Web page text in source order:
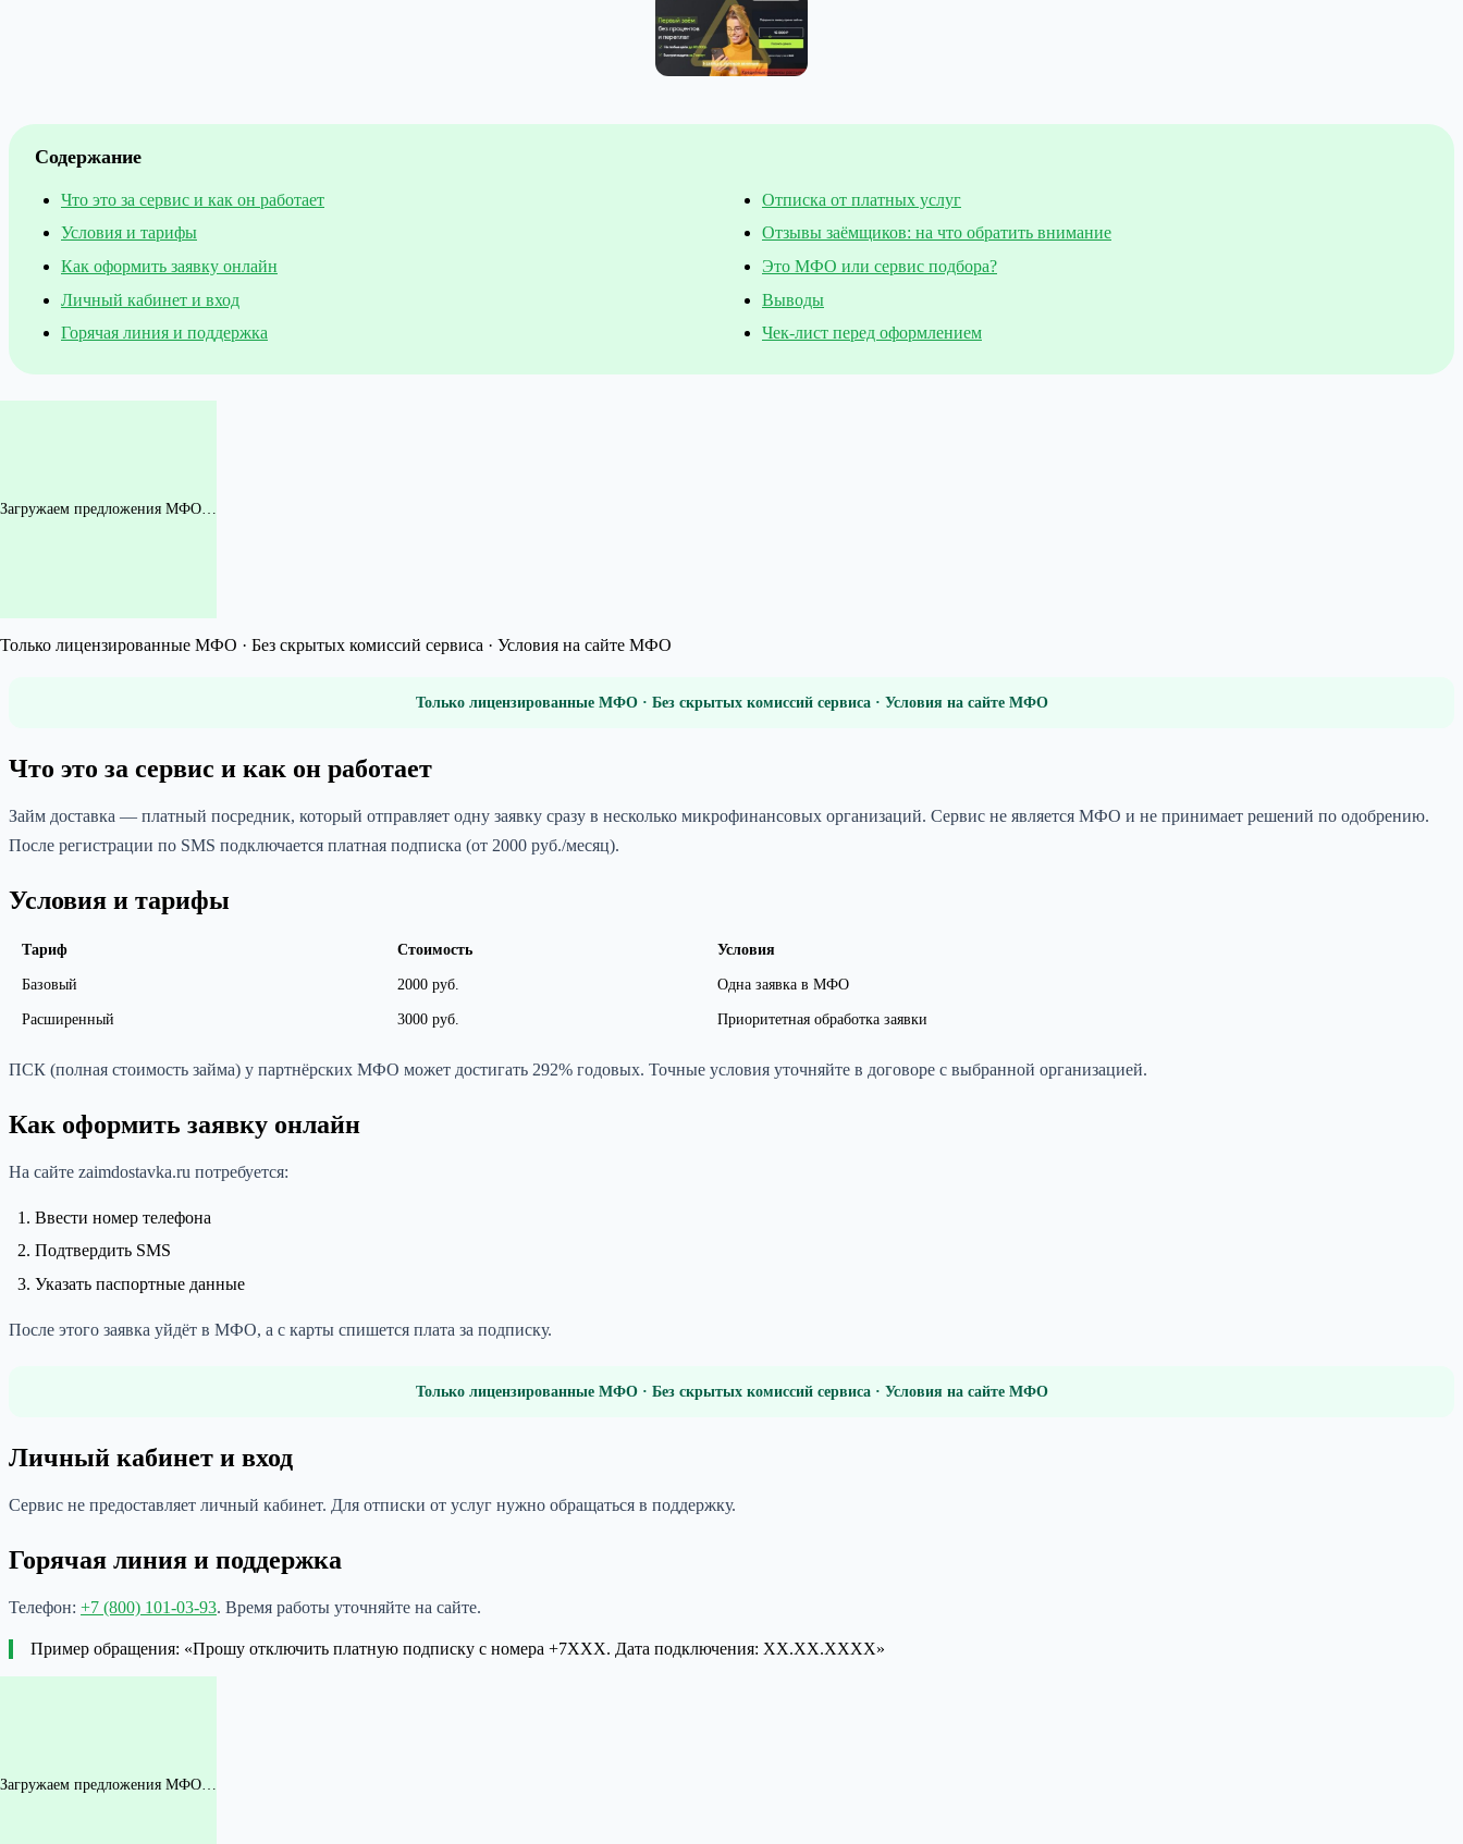
Содержание
Что это за сервис и как он работает
Условия и тарифы
Как оформить заявку онлайн
Личный кабинет и вход
Горячая линия и поддержка
Отписка от платных услуг
Отзывы заёмщиков: на что обратить внимание
Это МФО или сервис подбора?
Выводы
Чек-лист перед оформлением
Загружаем предложения МФО…
Только лицензированные МФО · Без скрытых комиссий сервиса · Условия на сайте МФО
Только лицензированные МФО · Без скрытых комиссий сервиса · Условия на сайте МФО
Что это за сервис и как он работает
Займ доставка — платный посредник, который отправляет одну заявку сразу в несколько микрофинансовых организаций. Сервис не является МФО и не принимает решений по одобрению.
После регистрации по SMS подключается платная подписка (от 2000 руб./месяц).
Условия и тарифы
Тариф Стоимость Условия
Базовый 2000 руб. Одна заявка в МФО
Расширенный 3000 руб. Приоритетная обработка заявки
ПСК (полная стоимость займа) у партнёрских МФО может достигать 292% годовых. Точные условия уточняйте в договоре с выбранной организацией.
Как оформить заявку онлайн
На сайте zaimdostavka.ru потребуется:
Ввести номер телефона
Подтвердить SMS
Указать паспортные данные
После этого заявка уйдёт в МФО, а с карты спишется плата за подписку.
Только лицензированные МФО · Без скрытых комиссий сервиса · Условия на сайте МФО
Личный кабинет и вход
Сервис не предоставляет личный кабинет. Для отписки от услуг нужно обращаться в поддержку.
Горячая линия и поддержка
Телефон: +7 (800) 101-03-93. Время работы уточняйте на сайте.
Пример обращения: «Прошу отключить платную подписку с номера +7XXX. Дата подключения: XX.XX.XXXX»
Загружаем предложения МФО…